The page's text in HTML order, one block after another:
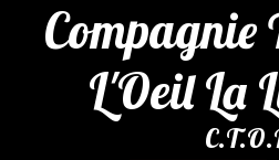
Compagnie
L'Oeil La